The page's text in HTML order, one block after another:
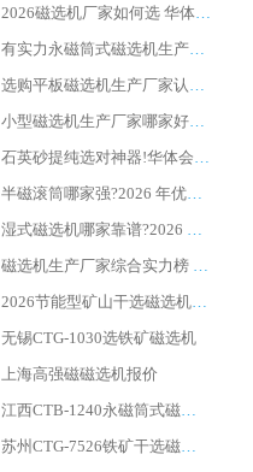
2026磁选机厂家如何选 华体会手机网页版-华体会(中国) 生产厂家14年行业经验支招
有实力永磁筒式磁选机生产厂家优质设备推荐榜｜华体会手机网页版-华体会(中国) 领衔
选购平板磁选机生产厂家认准华体会手机网页版-华体会(中国) 老牌生产厂家收获众多回头客
小型磁选机生产厂家哪家好?2026 年实测推荐，华体会手机网页版-华体会(中国) 十年口碑厂值得闭眼入
石英砂提纯选对神器!华体会手机网页版-华体会(中国) 强磁辊式磁选机价格优势全解析(2026 实测)
半磁滚筒哪家强?2026 年优质厂家推荐，华体会手机网页版-华体会(中国) 为什么能领跑行业
湿式磁选机哪家靠谱?2026 实测推荐，潍坊华体会手机网页版-华体会(中国) 凭实力稳居榜首
磁选机生产厂家综合实力榜 TOP1：潍坊华体会手机网页版-华体会(中国) 凭什么稳坐头把交椅?
2026节能型矿山干选磁选机：无水高效选矿的核心装备
无锡CTG-1030选铁矿磁选机
上海高强磁磁选机报价
江西CTB-1240永磁筒式磁选机厂家
苏州CTG-7526铁矿干选磁选机